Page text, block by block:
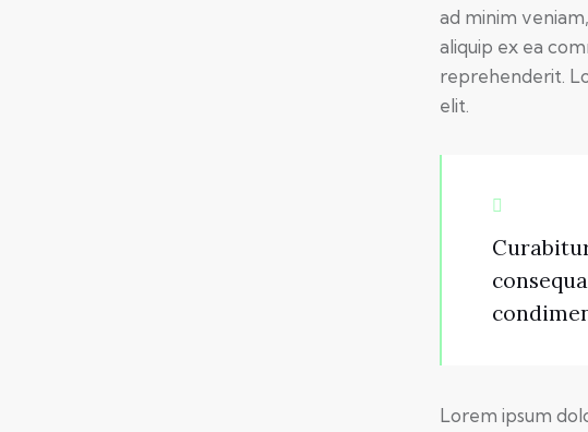
ad minim
aliquip ex ea
reprehenderit.
elit.
Lorem ipsum